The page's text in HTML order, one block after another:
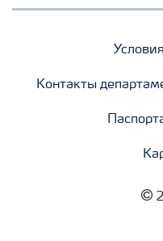
Контакты